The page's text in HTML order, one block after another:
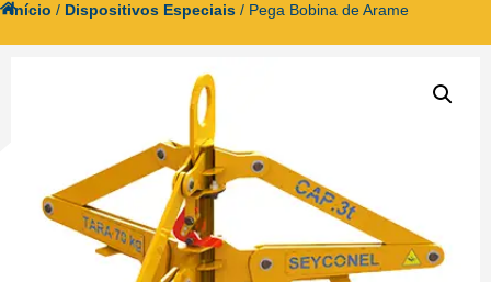
Início / Dispositivos Especiais/ Pega Bobina de Arame